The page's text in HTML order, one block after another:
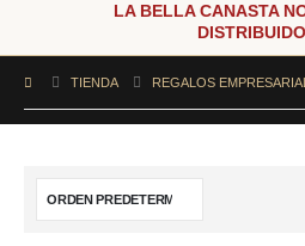
LA BELLA CANASTA
TIENDA REGALOS